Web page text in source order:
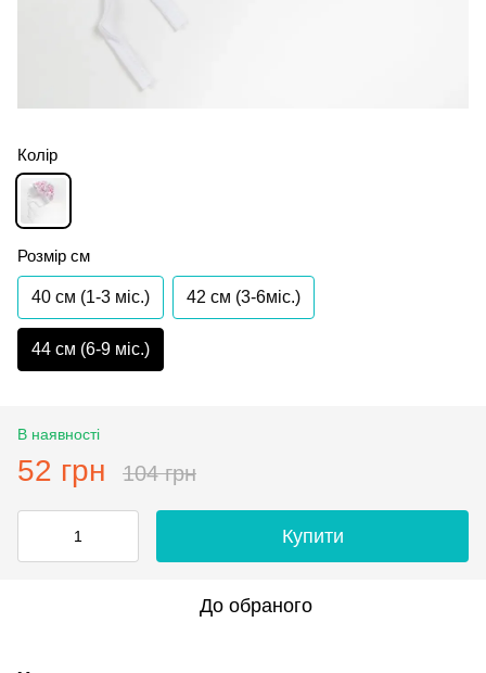
Колір
Розмір см
40 см (1-3 міс.) 42 см (3-6міс.)
44 см (6-9 міс.)
В наявності
52 грн 104 грн
Купити
До обраного